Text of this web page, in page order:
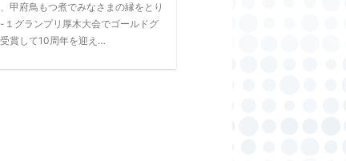
甲府鳥もつ煮でみなさまの縁をとり
１グランプリ厚木大会でゴールドグ
賞して10周年を迎え…